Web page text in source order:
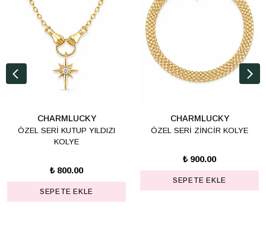
CHARMLUCKY
ÖZEL SERİ KUTUP YILDIZI
KOLYE
₺ 800.00
SEPETE EKLE
CHARMLUCKY
ÖZEL SERİ ZİNCİR KOLYE
₺ 900.00
SEPETE EKLE